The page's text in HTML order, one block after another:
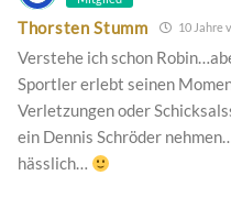
Thorsten Stumm 10 Jahre
Verstehe ich schon
Sportler erlebt seinen
Verletzungen oder
ein Dennis Schröder
hässlich…